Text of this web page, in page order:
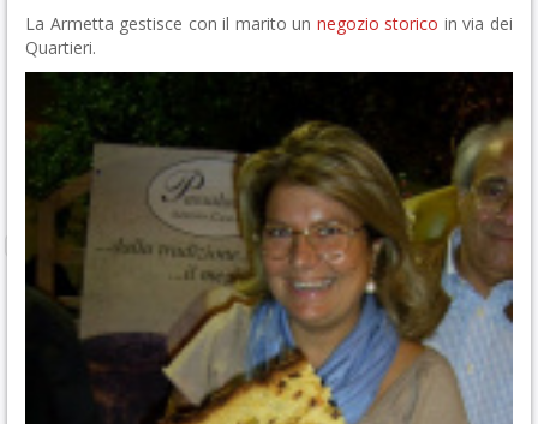
La Armetta gestisce con il marito un negozio storico in via dei
Quartieri.